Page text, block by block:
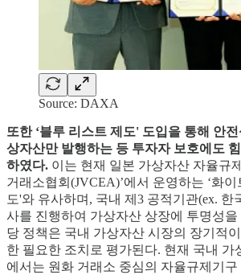
Source: DAXA
또한 ‘블루 리스트 제도' 도입을 통해 안
상자산만 발행하는 등 투자자 보호에도
하였다. 이는 현재 일본 가상자산 자율규
거래소협회(JVCEA)’에서 운영하는 ‘화이
도'와 유사하며, 국내 제3 공적기관(ex. 한
사를 진행하여 가상자산 상장에 투명성을
당 정책은 국내 가상자산 시장의 장기적
한 필요한 조치로 평가된다. 현재 국내 가
에서는 원화 거래소 중심의 자율규제기구